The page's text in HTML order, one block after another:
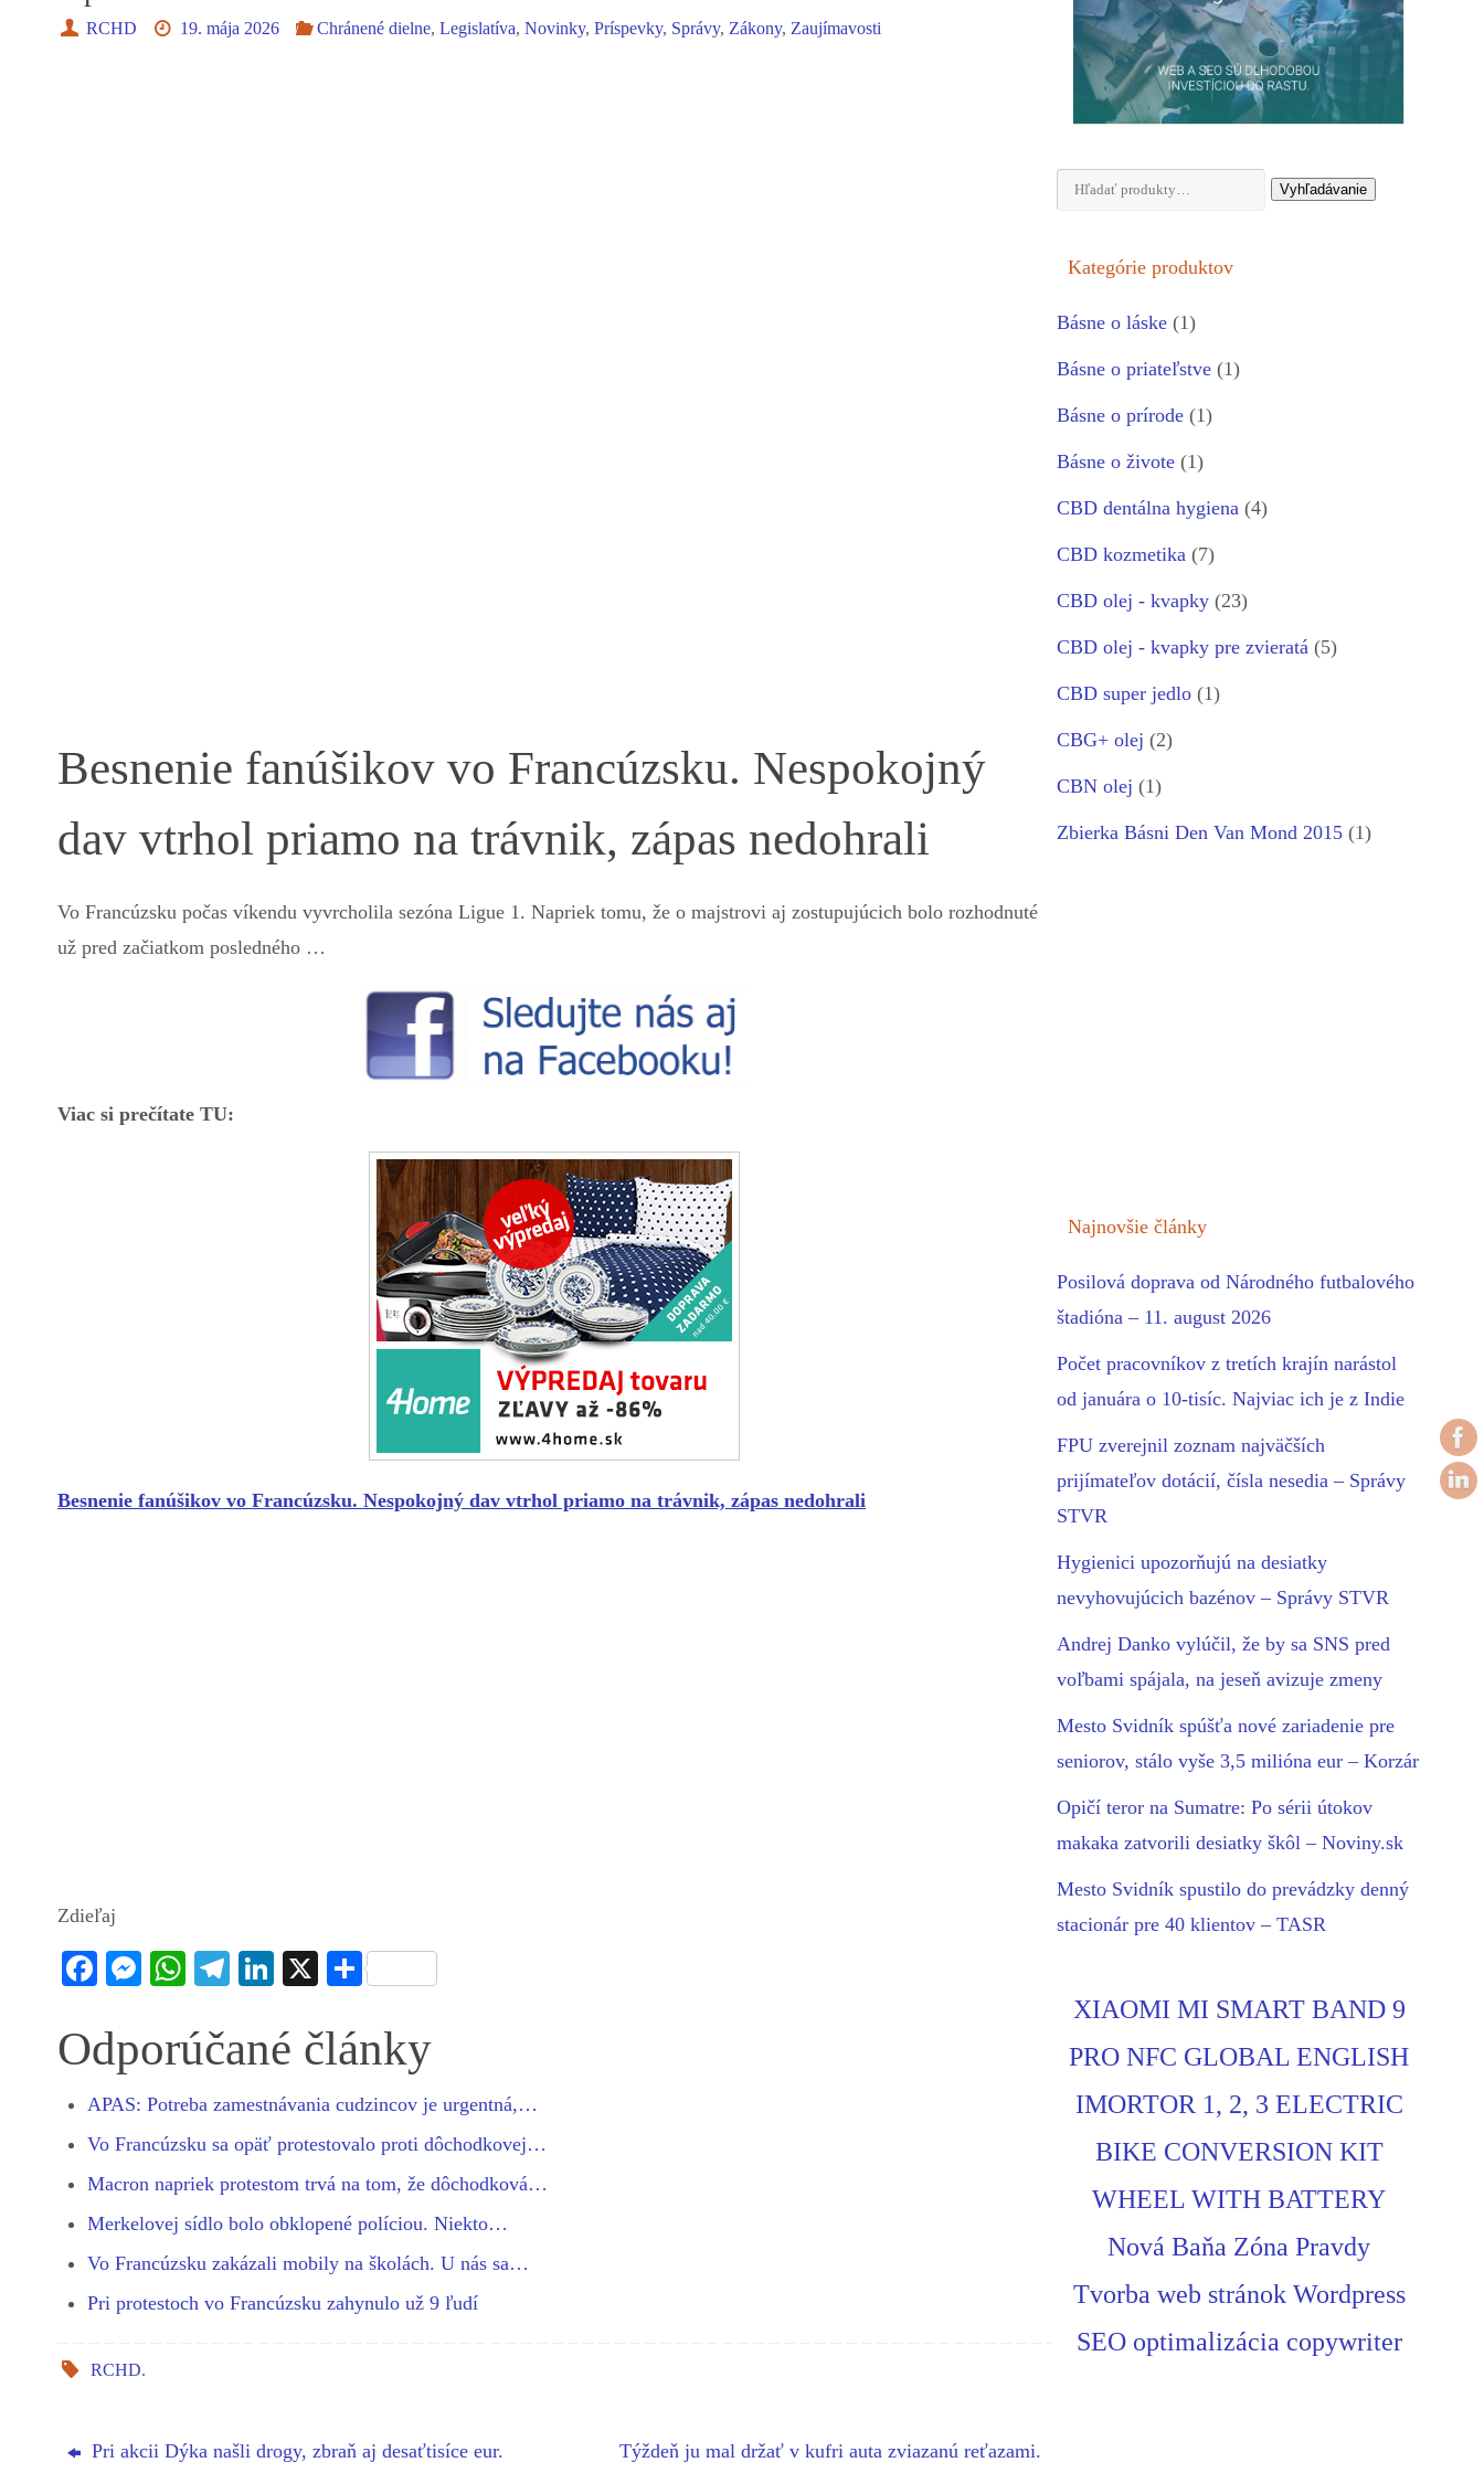
RCHD 19. mája 2026 Chránené dielne,Legislatíva,Novinky,Príspevky, Správy,Zákony,Zaujímavosti
Besnenie fanúšikov vo Francúzsku. Nespokojný
dav vtrhol priamo na trávnik, zápas nedohrali
Vo Francúzsku počas víkendu vyvrcholila sezóna Ligue 1. Napriek tomu, že o majstrovi aj zostupujúcich bolo rozhodnuté
už pred začiatkom posledného …
Viac si prečítate TU:
Besnenie fanúšikov vo Francúzsku. Nespokojný dav vtrhol priamo na trávnik, zápas nedohrali
Zdieľaj
Fa
bo
ok
M
se
ng
er
W
ts
A
pp
Te
gr
a
m
Li
ed
In
X S
re
Odporúčané články
APAS: Potreba zamestnávania cudzincov je urgentná,…
Vo Francúzsku sa opäť protestovalo proti dôchodkovej…
Macron napriek protestom trvá na tom, že dôchodková…
Merkelovej sídlo bolo obklopené políciou. Niekto…
Vo Francúzsku zakázali mobily na školách. U nás sa…
Pri protestoch vo Francúzsku zahynulo už 9 ľudí
RCHD.
Pri akcii Dýka našli drogy, zbraň aj desaťtisíce eur. Týždeň ju mal držať v kufri auta zviazanú reťazami.
Hľadať: Vyhľadávanie
Kategórie produktov
Básne o láske (1)
Básne o priateľstve (1)
Básne o prírode (1)
Básne o živote (1)
CBD dentálna hygiena (4)
CBD kozmetika (7)
CBD olej - kvapky (23)
CBD olej - kvapky pre zvieratá (5)
CBD super jedlo (1)
CBG+ olej (2)
CBN olej (1)
Zbierka Básni Den Van Mond 2015 (1)
Najnovšie články
Posilová doprava od Národného futbalového
štadióna – 11. august 2026
Počet pracovníkov z tretích krajín narástol
od januára o 10-tisíc. Najviac ich je z Indie
FPU zverejnil zoznam najväčších
prijímateľov dotácií, čísla nesedia – Správy
STVR
Hygienici upozorňujú na desiatky
nevyhovujúcich bazénov – Správy STVR
Andrej Danko vylúčil, že by sa SNS pred
voľbami spájala, na jeseň avizuje zmeny
Mesto Svidník spúšťa nové zariadenie pre
seniorov, stálo vyše 3,5 milióna eur – Korzár
Opičí teror na Sumatre: Po sérii útokov
makaka zatvorili desiatky škôl – Noviny.sk
Mesto Svidník spustilo do prevádzky denný
stacionár pre 40 klientov – TASR
XIAOMI MI SMART BAND 9
PRO NFC GLOBAL ENGLISH
IMORTOR 1, 2, 3 ELECTRIC
BIKE CONVERSION KIT
WHEEL WITH BATTERY
Nová Baňa Zóna Pravdy
Tvorba web stránok Wordpress
SEO optimalizácia copywriter